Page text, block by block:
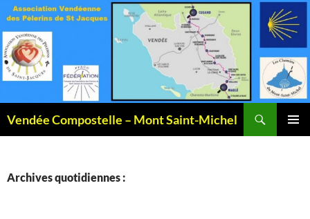
Vendée Compostelle – Mont Saint-Michel
Archives quotidiennes :